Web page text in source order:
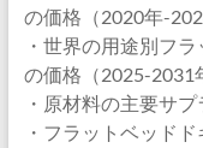
の価格（2020年-
・世界の用途別フ
の価格（2025-2031
・原材料の主要サ
・フラットベッド